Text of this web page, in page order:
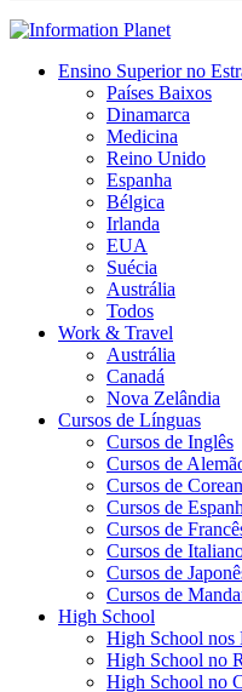
Ensino Superior no
Países Baixos
Dinamarca
Medicina
Reino Unido
Espanha
Bélgica
Irlanda
EUA
Suécia
Austrália
Todos
Work & Travel
Austrália
Canadá
Nova Zelândia
Cursos de Línguas
Cursos de Inglês
Cursos de
Cursos de
Cursos de
Cursos de
Cursos de
Cursos de
Cursos de
High School
High School nos
High School no
High School no